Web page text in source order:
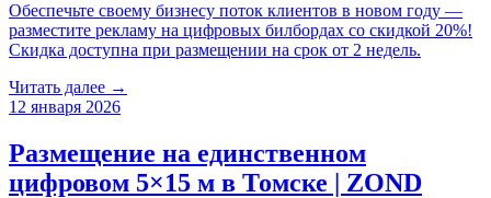
Обеспечьте своему бизнесу поток клиентов в новом году —
разместите рекламу на цифровых билбордах со скидкой 20%!
Скидка доступна при размещении на срок от 2 недель.
Читать далее →
12 января 2026
Размещение на единственном
цифровом 5×15 м в Томске | ZOND